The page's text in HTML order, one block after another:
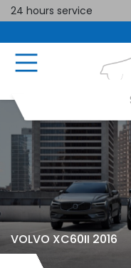
24 hours service
VOLVO XC60II 2016